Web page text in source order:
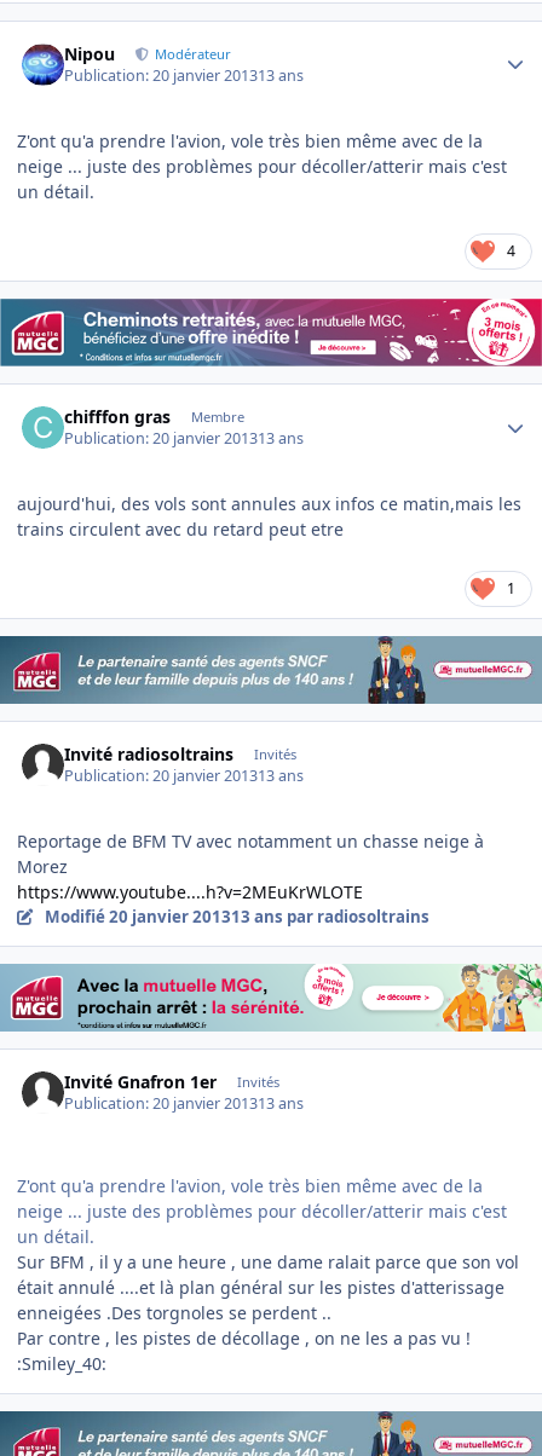
Nipou Modérateur
Publication:20 janvier 201313 ans
Z'ont qu'a prendre l'avion, vole très bien même avec de la
neige ... juste des problèmes pour décoller/atterir mais c'est
un détail.
4
chifffon gras Membre
Publication:20 janvier 201313 ans
aujourd'hui, des vols sont annules aux infos ce matin,mais les
trains circulent avec du retard peut etre
1
Invité radiosoltrains Invités
Publication:20 janvier 201313 ans
Reportage de BFM TV avec notamment un chasse neige à
Morez
https://www.youtube....h?v=2MEuKrWLOTE
Modifié20 janvier 201313 ans par radiosoltrains
Invité Gnafron 1er Invités
Publication:20 janvier 201313 ans
Z'ont qu'a prendre l'avion, vole très bien même avec de la
neige ... juste des problèmes pour décoller/atterir mais c'est
un détail.
Sur BFM , il y a une heure , une dame ralait parce que son vol
était annulé ....et là plan général sur les pistes d'atterissage
enneigées .Des torgnoles se perdent ..
Par contre , les pistes de décollage , on ne les a pas vu !
:Smiley_40: